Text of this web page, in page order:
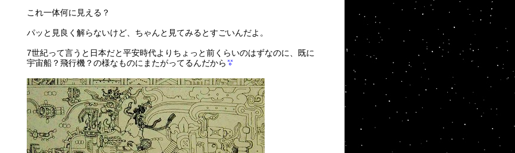
これ一体何に見える？
パッと見良く解らないけど、ちゃんと見てみるとすごいんだよ。
7世紀って言うと日本だと平安時代よりちょっと前くらいのはずなのに、既に
宇宙船？飛行機？の様なものにまたがってるんだから